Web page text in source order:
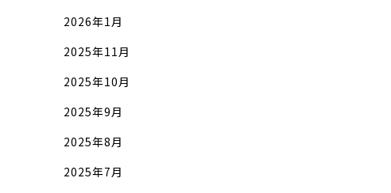
2026年1月
2025年11月
2025年10月
2025年9月
2025年8月
2025年7月